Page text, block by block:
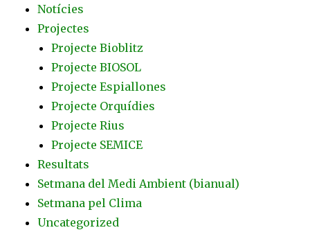
Notícies
Projectes
Projecte Bioblitz
Projecte BIOSOL
Projecte Espiallones
Projecte Orquídies
Projecte Rius
Projecte SEMICE
Resultats
Setmana del Medi Ambient (bianual)
Setmana pel Clima
Uncategorized